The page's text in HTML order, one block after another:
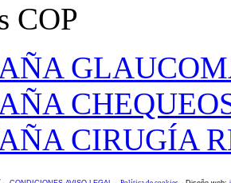
COP
CIRUGÍA